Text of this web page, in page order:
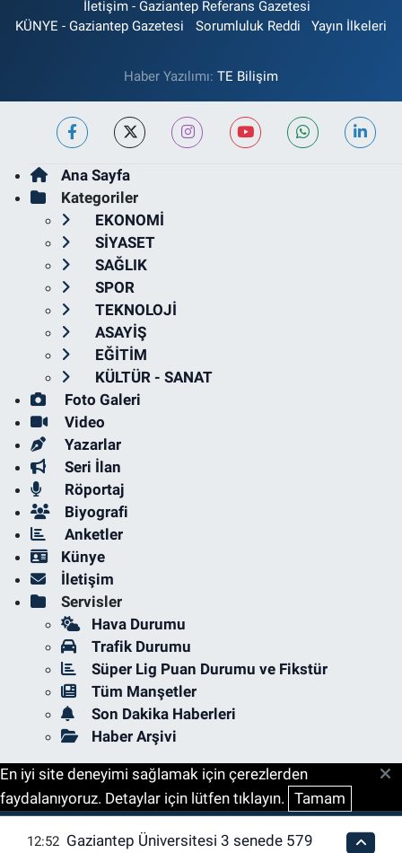
İletişim - Gaziantep Referans Gazetesi
KÜNYE - Gaziantep Gazetesi
Sorumluluk Reddi Yayın İlkeleri
Haber Yazılımı: TE Bilişim
Ana Sayfa
Kategoriler
EKONOMİ
SİYASET
SAĞLIK
SPOR
TEKNOLOJİ
ASAYİŞ
EĞİTİM
KÜLTÜR - SANAT
Foto Galeri
Video
Yazarlar
Seri İlan
Röportaj
Biyografi
Anketler
Künye
İletişim
Servisler
Hava Durumu
Trafik Durumu
Süper Lig Puan Durumu ve Fikstür
Tüm Manşetler
Son Dakika Haberleri
Haber Arşivi
En iyi site deneyimi sağlamak için çerezlerden
faydalanıyoruz. Detaylar için lütfen tıklayın. Tamam
12:52 Gaziantep Üniversitesi 3 senede 579